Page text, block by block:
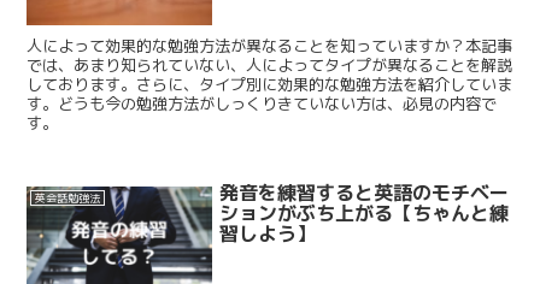
人によって効果的な勉強方法が異なることを知っていますか？本記事
では、あまり知られていない、人によってタイプが異なることを解説
しております。さらに、タイプ別に効果的な勉強方法を紹介していま
す。どうも今の勉強方法がしっくりきていない方は、必見の内容で
す。
英会話勉強法 発音を練習すると英語のモチベー
ションがぶち上がる【ちゃんと練
習しよう】